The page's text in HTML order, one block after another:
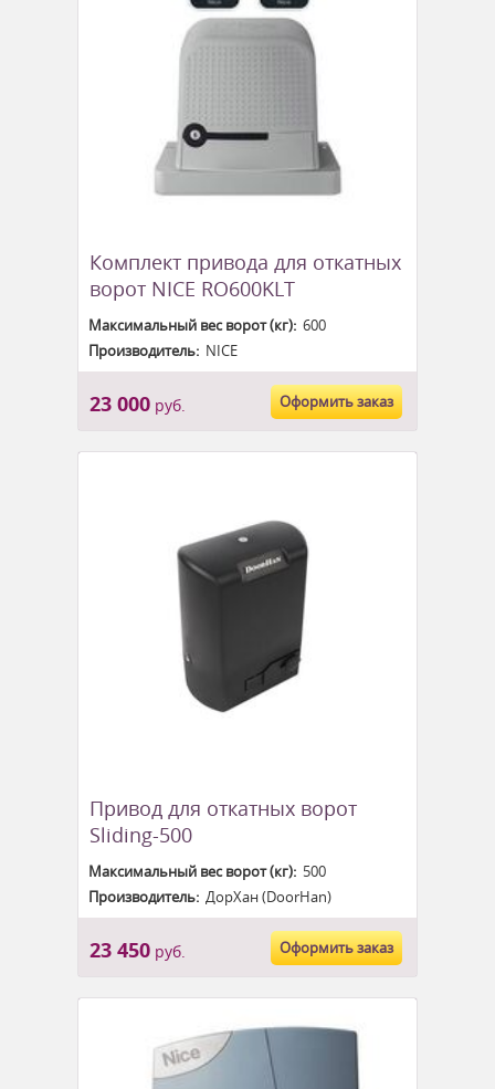
Комплект привода для откатных
ворот NICE RO600KLT
Максимальный вес ворот (кг):600
Производитель:NICE
23 000руб. Оформить заказ
Привод для откатных ворот
Sliding-500
Максимальный вес ворот (кг):500
Производитель:ДорХан (DoorHan)
23 450руб. Оформить заказ